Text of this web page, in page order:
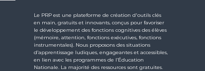
Le PRP est une plateforme de création d'outils clés
en main, gratuits et innovants, conçus pour favoriser
le développement des fonctions cognitives des élèves
(mémoire, attention, fonctions exécutives, fonctions
instrumentales). Nous proposons des situations
d’apprentissage ludiques, engageantes et accessibles,
en lien avec les programmes de l’Éducation
Nationale. La majorité des ressources sont gratuites.